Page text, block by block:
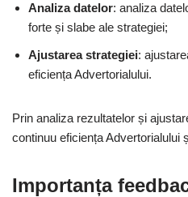
Analiza datelor: analiza
forte și slabe ale strategiei;
Ajustarea strategiei:
eficiența Advertorialului.
Prin analiza rezultatelor și
continuu eficiența Advertorialului
Importanța